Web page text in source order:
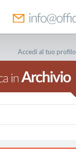
Accedi al tuo profilo